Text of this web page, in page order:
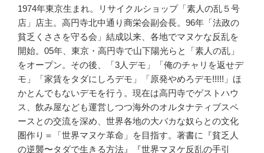
1974年東京生まれ。リサイクルショップ「素人の乱５号
店」店主。高円寺北中通り商栄会副会長。96年「法政の
貧乏くささを守る会」結成以来、各地でマヌケな反乱を
開始。05年、東京・高円寺で山下陽光らと「素人の乱」
をオープン。その後、「3人デモ」「俺のチャリを返せデ
モ」「家賃をタダにしろデモ」「原発やめろデモ!!!!!」ほ
かとんでもないデモを行う。現在は高円寺でゲストハウ
ス、飲み屋なども運営しつつ海外のオルタナティブスペ
ースとの交流を深め、世界各地の大バカな奴らとの文化
圏作り＝「世界マヌケ革命」を目指す。著書に『貧乏人
の逆襲〜タダで生きる方法』『世界マヌケ反乱の手引